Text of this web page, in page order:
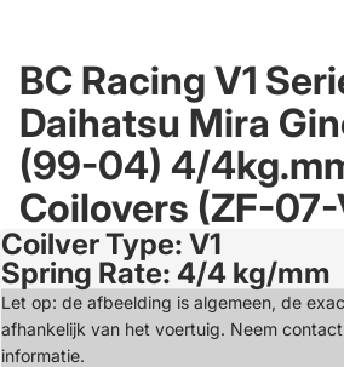
BC Racing V1
Daihatsu Mira
(99-04) 4/
Coilovers (ZF-
Open
image
in
full
screen
Coilver Type: V1
Spring Rate: 4/4 kg/mm
Let op: de afbeelding is algemeen, de
afhankelijk van het voertuig. Neem
informatie.